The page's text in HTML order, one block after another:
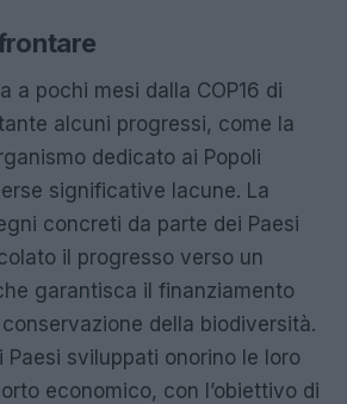
a pochi mesi dalla COP16 di
alcuni progressi, come la
dedicato ai Popoli
significative lacune. La
concreti da parte dei Paesi
il progresso verso un
garantisca il finanziamento
della biodiversità.
Paesi sviluppati onorino le loro
economico, con l’obiettivo di